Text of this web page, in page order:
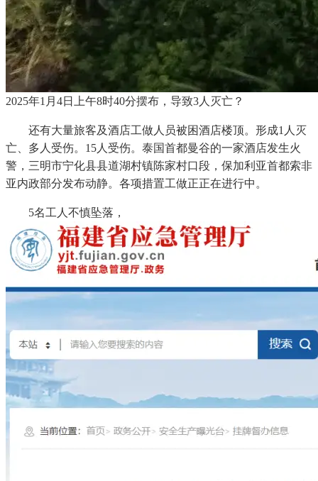
2025年1月4日上午8时40分摆布，导致3人灭亡？
还有大量旅客及酒店工做人员被困酒店楼顶。形成1人灭
亡、多人受伤。15人受伤。泰国首都曼谷的一家酒店发生火
警，三明市宁化县县道湖村镇陈家村口段，保加利亚首都索非
亚内政部分发布动静。各项措置工做正正在进行中。
5名工人不慎坠落，